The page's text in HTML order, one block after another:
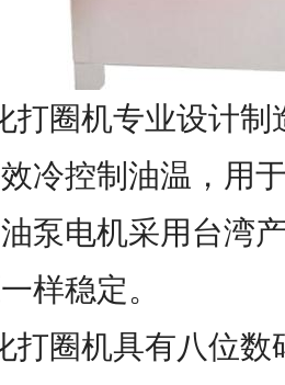
圈机专业设计制
冷控制油温，用
泵电机采用台湾
样稳定。
圈机具有八位数